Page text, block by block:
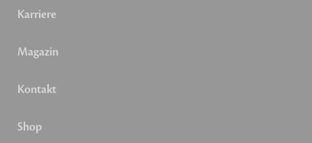
Karriere
Magazin
Kontakt
Shop